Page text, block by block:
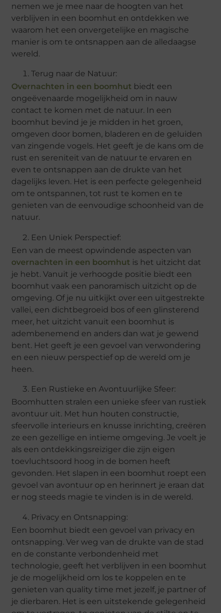
nemen we je mee naar de hoogten van het
verblijven in een boomhut en ontdekken we
waarom het een onvergetelijke en magische
manier is om te ontsnappen aan de alledaagse
wereld.
Terug naar de Natuur:
Overnachten in een boomhut biedt een
ongeëvenaarde mogelijkheid om in nauw
contact te komen met de natuur. In een
boomhut bevind je je midden in het groen,
omgeven door bomen, bladeren en de geluiden
van zingende vogels. Het geeft je de kans om de
rust en sereniteit van de natuur te ervaren en
even te ontsnappen aan de drukte van het
dagelijks leven. Het is een perfecte gelegenheid
om te ontspannen, tot rust te komen en te
genieten van de eenvoudige schoonheid van de
natuur.
Een Uniek Perspectief:
Een van de meest opwindende aspecten van
overnachten in een boomhut is het uitzicht dat
je hebt. Vanuit je verhoogde positie biedt een
boomhut vaak een panoramisch uitzicht op de
omgeving. Of je nu uitkijkt over een uitgestrekte
vallei, een dichtbegroeid bos of een glinsterend
meer, het uitzicht vanuit een boomhut is
adembenemend en anders dan wat je gewend
bent. Het geeft je een gevoel van verwondering
en een nieuw perspectief op de wereld om je
heen.
Een Rustieke en Avontuurlijke Sfeer:
Boomhutten stralen een unieke sfeer van rustiek
avontuur uit. Met hun houten constructie,
sfeervolle interieurs en knusse inrichting, creëren
ze een gezellige en intieme omgeving. Je voelt je
als een ontdekkingsreiziger die zijn eigen
toevluchtsoord hoog in de bomen heeft
gevonden. Het slapen in een boomhut roept een
gevoel van avontuur op en herinnert je eraan dat
er nog steeds magie te vinden is in de wereld.
Privacy en Ontsnapping:
Een boomhut biedt een gevoel van privacy en
ontsnapping. Ver weg van de drukte van de stad
en de constante verbondenheid met
technologie, geeft het verblijven in een boomhut
je de mogelijkheid om los te koppelen en te
genieten van quality time met jezelf, je partner of
je dierbaren. Het is een uitstekende gelegenheid